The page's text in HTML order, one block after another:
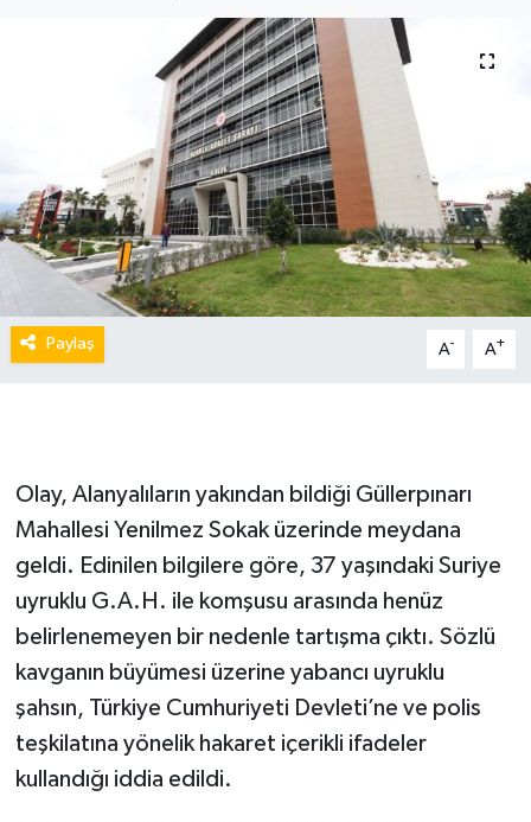
Paylaş A- A+
Olay, Alanyalıların yakından bildiği Güllerpınarı
Mahallesi Yenilmez Sokak üzerinde meydana
geldi. Edinilen bilgilere göre, 37 yaşındaki Suriye
uyruklu G.A.H. ile komşusu arasında henüz
belirlenemeyen bir nedenle tartışma çıktı. Sözlü
kavganın büyümesi üzerine yabancı uyruklu
şahsın, Türkiye Cumhuriyeti Devleti’ne ve polis
teşkilatına yönelik hakaret içerikli ifadeler
kullandığı iddia edildi.